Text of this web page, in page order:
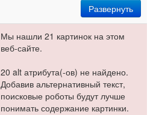
Развернуть
Мы нашли 21 картинок на этом
веб-сайте.
20 alt атрибута(-ов) не найдено.
Добавив альтернативный текст,
поисковые роботы будут лучше
понимать содержание картинки.